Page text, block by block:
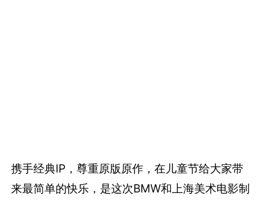
携手经典IP，尊重原版原作，在儿童节给大家带
来最简单的快乐，是这次BMW和上海美术电影制